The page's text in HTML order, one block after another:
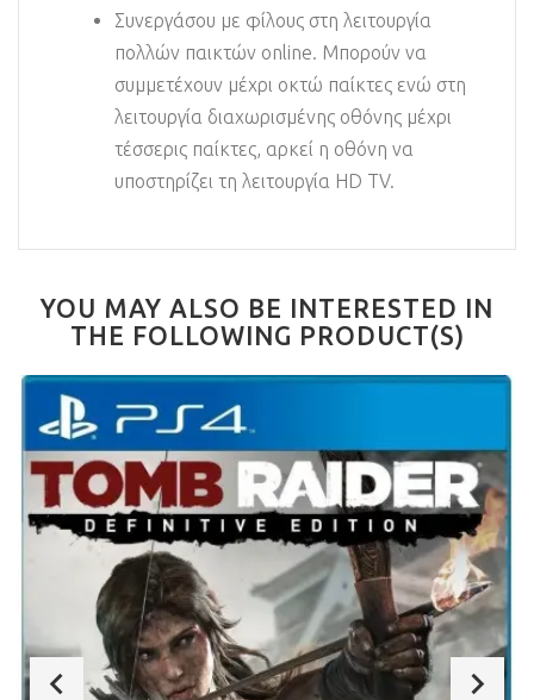
Συνεργάσου με φίλους στη λειτουργία
πολλών παικτών online. Μπορούν να
συμμετέχουν μέχρι οκτώ παίκτες ενώ στη
λειτουργία διαχωρισμένης οθόνης μέχρι
τέσσερις παίκτες, αρκεί η οθόνη να
υποστηρίζει τη λειτουργία HD TV.
YOU MAY ALSO BE INTERESTED IN
THE FOLLOWING PRODUCT(S)